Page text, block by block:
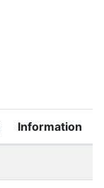
Information